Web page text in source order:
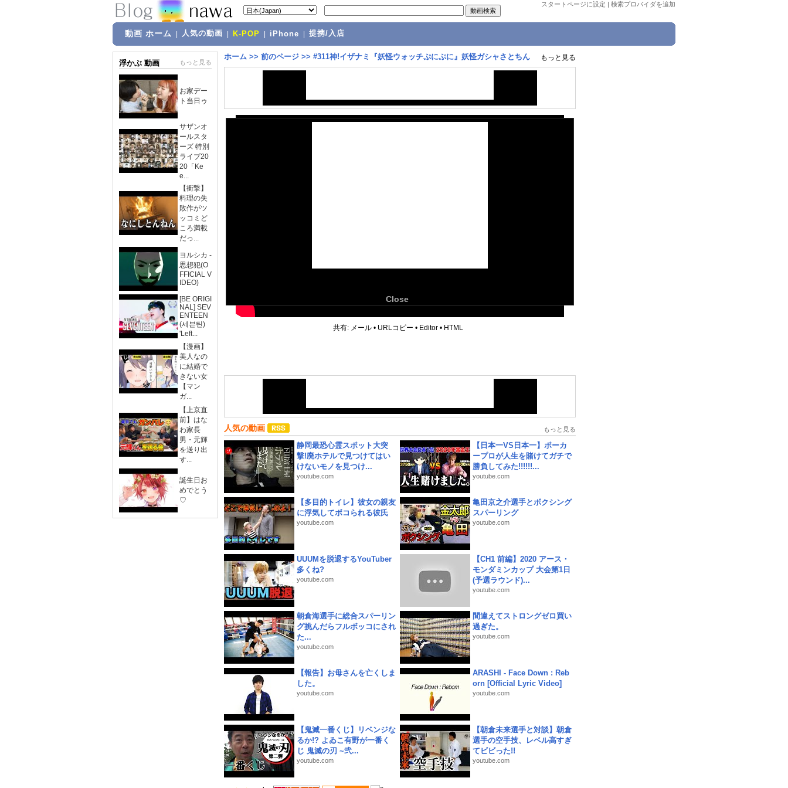
スタートページに設定 | 検索プロバイダを追加
動画 ホーム 人気の動画 K-POP iPhone 提携/入店
浮かぶ 動画 もっと見る
お家デー
ト当日ゥ
サザンオ
ールスタ
ーズ 特別
ライブ20
20「Ke
e...
【衝撃】
料理の失
敗作がツ
ッコミど
ころ満載
だっ...
ヨルシカ -
思想犯(O
FFICIAL V
IDEO)
[BE ORIGI
NAL] SEV
ENTEEN
(세븐틴)
'Left...
【漫画】
美人なの
に結婚で
きない女
【マン
ガ...
【上京直
前】はな
わ家長
男・元輝
を送り出
す...
誕生日お
めでとう
♡
ホーム >> 前のページ >> #311神!イザナミ『妖怪ウォッチぷにぷに』妖怪ガシャさとちん もっと見る
Close
共有: メール • URLコピー • Editor • HTML
人気の動画 もっと見る
静岡最恐心霊スポット大突
撃!廃ホテルで見つけてはい
けないモノを見つけ...
youtube.com
【日本一VS日本一】ポーカ
ープロが人生を賭けてガチで
勝負してみた!!!!!!...
youtube.com
【多目的トイレ】彼女の親友
に浮気してボコられる彼氏
youtube.com
亀田京之介選手とボクシング
スパーリング
youtube.com
UUUMを脱退するYouTuber
多くね?
youtube.com
【CH1 前編】2020 アース・
モンダミンカップ 大会第1日
(予選ラウンド)...
youtube.com
朝倉海選手に総合スパーリン
グ挑んだらフルボッコにされ
た...
youtube.com
間違えてストロングゼロ買い
過ぎた。
youtube.com
【報告】お母さんを亡くしま
した。
youtube.com
ARASHI - Face Down : Reb
orn [Official Lyric Video]
youtube.com
【鬼滅一番くじ】リベンジな
るか!? よゐこ有野が一番く
じ 鬼滅の刃 ~弐...
youtube.com
【朝倉未来選手と対談】朝倉
選手の空手技、レベル高すぎ
てビビった!!
youtube.com